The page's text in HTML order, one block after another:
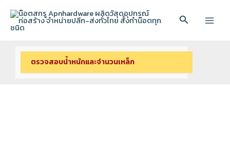
content
Search
Main
ตรวจสอบนํ้าหนักและจํานวนเหล็ก